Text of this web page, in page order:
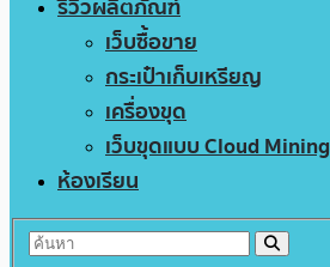
รีวิวผลิตภัณฑ์
เว็บซื้อขาย
กระเป๋าเก็บเหรียญ
เครื่องขุด
เว็บขุดแบบ Cloud Mining
ห้องเรียน